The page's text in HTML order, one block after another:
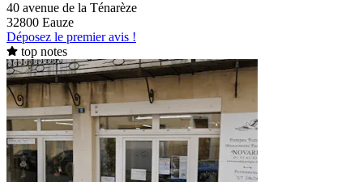
40 avenue de la Ténarèze
32800 Eauze
Déposez le premier avis !
top notes